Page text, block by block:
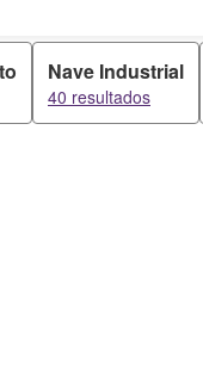
Nave Industrial
40 resultados